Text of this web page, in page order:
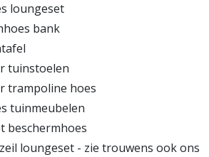
loungeset
bank
tuinstoelen
trampoline hoes
tuinmeubelen
beschermhoes
loungeset - zie trouwens ook ons